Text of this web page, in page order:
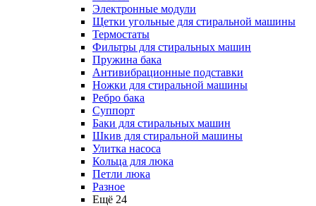
Электронные модули
Щетки угольные для стиральной машины
Термостаты
Фильтры для стиральных машин
Пружина бака
Антивибрационные подставки
Ножки для стиральной машины
Ребро бака
Суппорт
Баки для стиральных машин
Шкив для стиральной машины
Улитка насоса
Кольца для люка
Петли люка
Разное
Ещё 24